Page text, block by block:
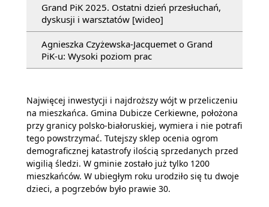
Grand PiK 2025. Ostatni dzień przesłuchań,
dyskusji i warsztatów [wideo]
Agnieszka Czyżewska-Jacquemet o Grand
PiK-u: Wysoki poziom prac
Najwięcej inwestycji i najdroższy wójt w przeliczeniu
na mieszkańca. Gmina Dubicze Cerkiewne, położona
przy granicy polsko-białoruskiej, wymiera i nie potrafi
tego powstrzymać. Tutejszy sklep ocenia ogrom
demograficznej katastrofy ilością sprzedanych przed
wigilią śledzi. W gminie zostało już tylko 1200
mieszkańców. W ubiegłym roku urodziło się tu dwoje
dzieci, a pogrzebów było prawie 30.